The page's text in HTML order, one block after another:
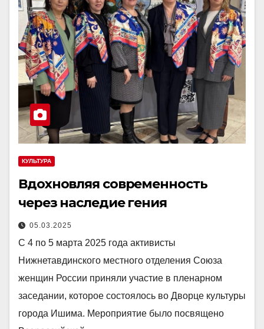
КУЛЬТУРА
Вдохновляя современность
через наследие гения
05.03.2025
С 4 по 5 марта 2025 года активисты
Нижнетавдинского местного отделения Союза
женщин России приняли участие в пленарном
заседании, которое состоялось во Дворце культуры
города Ишима. Мероприятие было посвящено